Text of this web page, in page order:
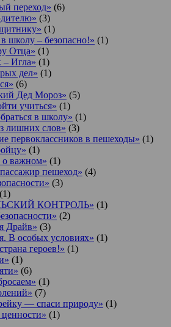
переход» (6)
(3)
(1)
школу – безопасно!» (1)
Отца» (1)
‒ Игла» (1)
дел» (1)
(6)
Дед Мороз» (5)
учиться» (1)
в школу» (1)
лишних слов» (3)
первоклассников в пешеходы» (1)
(1)
о важном» (1)
пешеход» (4)
(3)
(1)
КОНТРОЛЬ» (1)
(2)
Драйв» (3)
В особых условиях» (1)
героев!» (1)
(1)
(6)
(1)
(7)
— спаси природу» (1)
(1)